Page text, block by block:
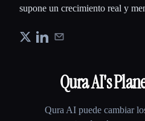
supone un crecimiento real y
Qura AI's
Qura AI puede cambiar